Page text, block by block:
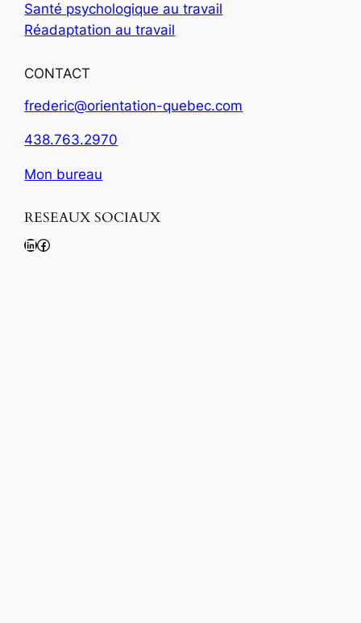
Santé psychologique au travail
Réadaptation au travail
CONTACT
frederic@orientation-quebec.com
438.763.2970
Mon bureau
RESEAUX SOCIAUX
LinkedIn Facebook